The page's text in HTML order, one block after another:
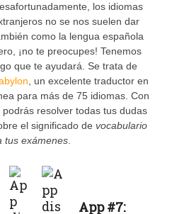
los idiomas
no se nos suelen dar
como la lengua española
¡no te preocupes! Tenemos
que te ayudará. Se trata de
, un excelente traductor en
para más de 75 idiomas. Con
podrás resolver todas tus dudas
el significado de vocabulario
tus exámenes.
App #7: